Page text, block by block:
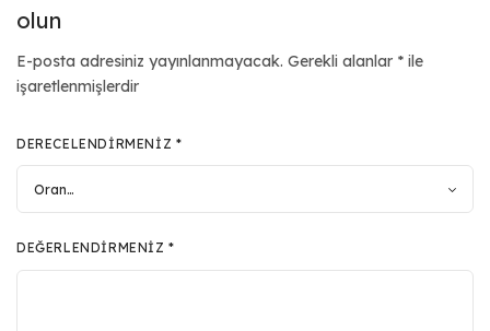
olun
E-posta adresiniz yayınlanmayacak. Gerekli alanlar * ile
işaretlenmişlerdir
DERECELENDIRMENIZ *
DEĞERLENDIRMENIZ*